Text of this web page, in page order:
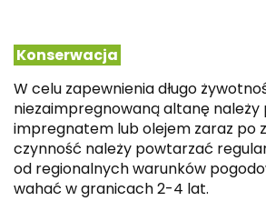
Konserwacja
W celu zapewnienia długo
niezaimpregnowaną altanę
impregnatem lub olejem zaraz po
czynność należy powtarzać
od regionalnych warunków
wahać w granicach 2-4 lat.